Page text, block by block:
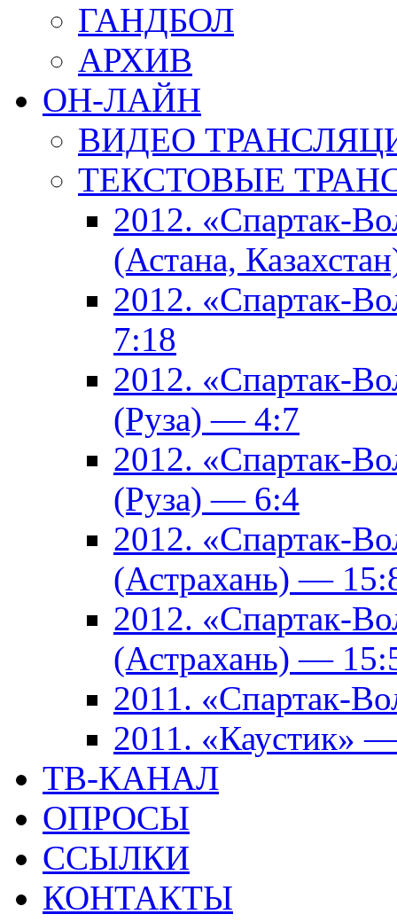
ГАНДБОЛ
АРХИВ
ОН-ЛАЙН
ВИДЕО
ТЕКСТОВЫЕ
2012. «Спартак-
(Астана,
2012. «Спартак-
7:18
2012. «Спартак-
(Руза) — 4:7
2012. «Спартак-
(Руза) — 6:4
2012. «Спартак-
(Астрахань) —
2012. «Спартак-
(Астрахань) —
2011. «Спартак-
2011.
ТВ-КАНАЛ
ОПРОСЫ
ССЫЛКИ
КОНТАКТЫ